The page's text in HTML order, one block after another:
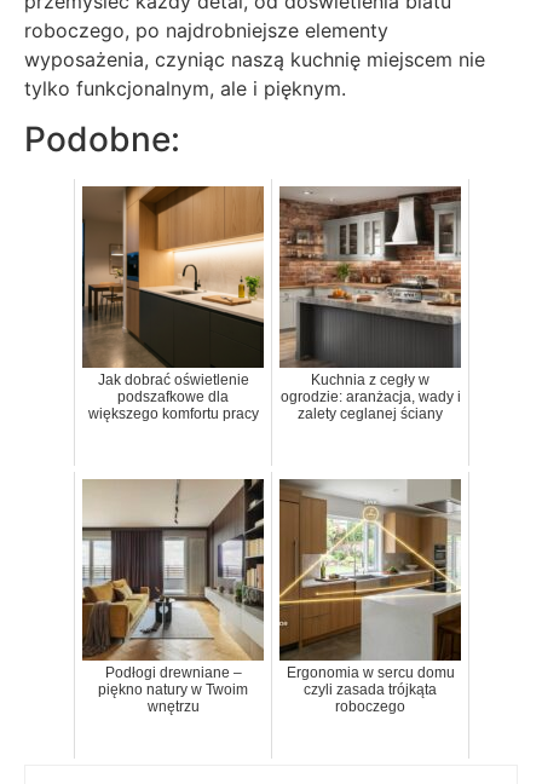
roboczego, po najdrobniejsze elementy
wyposażenia, czyniąc naszą kuchnię miejscem nie
tylko funkcjonalnym, ale i pięknym.
Podobne:
Jak dobrać oświetlenie
podszafkowe dla
większego komfortu pracy
Kuchnia z cegły w
ogrodzie: aranżacja, wady i
zalety ceglanej ściany
Podłogi drewniane –
piękno natury w Twoim
wnętrzu
Ergonomia w sercu domu
czyli zasada trójkąta
roboczego